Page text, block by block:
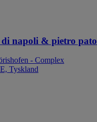
napoli & pietro pato
- Complex
Tyskland